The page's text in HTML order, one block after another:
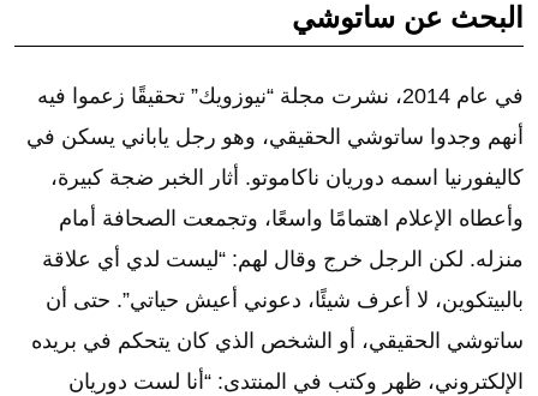
البحث عن ساتوشي
في عام 2014، نشرت مجلة “نيوزويك” تحقيقًا زعموا فيه
أنهم وجدوا ساتوشي الحقيقي، وهو رجل ياباني يسكن في
كاليفورنيا اسمه دوريان ناكاموتو. أثار الخبر ضجة كبيرة،
وأعطاه الإعلام اهتمامًا واسعًا، وتجمعت الصحافة أمام
منزله. لكن الرجل خرج وقال لهم: “ليست لدي أي علاقة
بالبيتكوين، لا أعرف شيئًا، دعوني أعيش حياتي”. حتى أن
ساتوشي الحقيقي، أو الشخص الذي كان يتحكم في بريده
الإلكتروني، ظهر وكتب في المنتدى: “أنا لست دوريان